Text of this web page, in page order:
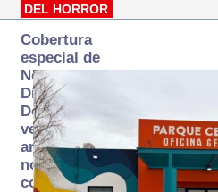
DEL HORROR
Cobertura
especial de
Norte
Digital:
Donde la
verdad
arde… pero
no se
consume